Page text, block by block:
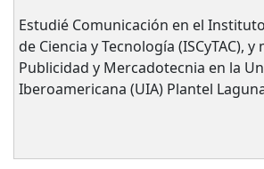
Estudié Comunicación en el
de Ciencia y Tecnología (ISCyTAC),
Publicidad y Mercadotecnia en la
Iberoamericana (UIA) Plantel